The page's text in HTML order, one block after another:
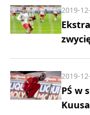
2019-
PŚ w
2019-